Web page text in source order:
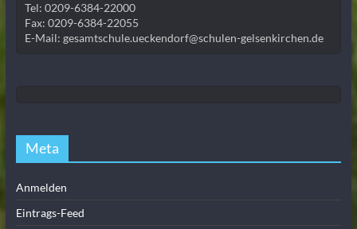
Tel: 0209-6384-22000
Fax: 0209-6384-22055
E-Mail: gesamtschule.ueckendorf@schulen-gelsenkirchen.de
Meta
Anmelden
Eintrags-Feed